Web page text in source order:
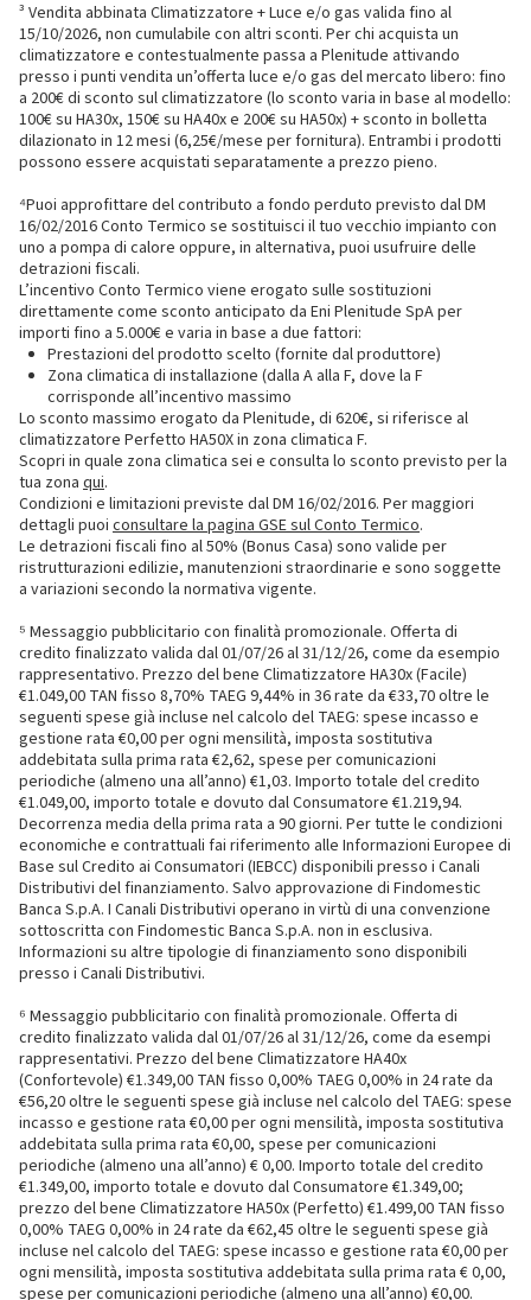
³ Vendita abbinata Climatizzatore + Luce e/o gas valida fino al
15/10/2026, non cumulabile con altri sconti. Per chi acquista un
climatizzatore e contestualmente passa a Plenitude attivando
presso i punti vendita un’offerta luce e/o gas del mercato libero: fino
a 200€ di sconto sul climatizzatore (lo sconto varia in base al modello:
100€ su HA30x, 150€ su HA40x e 200€ su HA50x) + sconto in bolletta
dilazionato in 12 mesi (6,25€/mese per fornitura). Entrambi i prodotti
possono essere acquistati separatamente a prezzo pieno.
⁴Puoi approfittare del contributo a fondo perduto previsto dal DM
16/02/2016 Conto Termico se sostituisci il tuo vecchio impianto con
uno a pompa di calore oppure, in alternativa, puoi usufruire delle
detrazioni fiscali.
L’incentivo Conto Termico viene erogato sulle sostituzioni
direttamente come sconto anticipato da Eni Plenitude SpA per
importi fino a 5.000€ e varia in base a due fattori:
Prestazioni del prodotto scelto (fornite dal produttore)
Zona climatica di installazione (dalla A alla F, dove la F
corrisponde all’incentivo massimo
Lo sconto massimo erogato da Plenitude, di 620€, si riferisce al
climatizzatore Perfetto HA50X in zona climatica F.
Scopri in quale zona climatica sei e consulta lo sconto previsto per la
tua zona qui.
Condizioni e limitazioni previste dal DM 16/02/2016. Per maggiori
dettagli puoi consultare la pagina GSE sul Conto Termico.
Le detrazioni fiscali fino al 50% (Bonus Casa) sono valide per
ristrutturazioni edilizie, manutenzioni straordinarie e sono soggette
a variazioni secondo la normativa vigente.
⁵ Messaggio pubblicitario con finalità promozionale. Offerta di
credito finalizzato valida dal 01/07/26 al 31/12/26, come da esempio
rappresentativo. Prezzo del bene Climatizzatore HA30x (Facile)
€1.049,00 TAN fisso 8,70% TAEG 9,44% in 36 rate da €33,70 oltre le
seguenti spese già incluse nel calcolo del TAEG: spese incasso e
gestione rata €0,00 per ogni mensilità, imposta sostitutiva
addebitata sulla prima rata €2,62, spese per comunicazioni
periodiche (almeno una all’anno) €1,03. Importo totale del credito
€1.049,00, importo totale e dovuto dal Consumatore €1.219,94.
Decorrenza media della prima rata a 90 giorni. Per tutte le condizioni
economiche e contrattuali fai riferimento alle Informazioni Europee di
Base sul Credito ai Consumatori (IEBCC) disponibili presso i Canali
Distributivi del finanziamento. Salvo approvazione di Findomestic
Banca S.p.A. I Canali Distributivi operano in virtù di una convenzione
sottoscritta con Findomestic Banca S.p.A. non in esclusiva.
Informazioni su altre tipologie di finanziamento sono disponibili
presso i Canali Distributivi.
⁶ Messaggio pubblicitario con finalità promozionale. Offerta di
credito finalizzato valida dal 01/07/26 al 31/12/26, come da esempi
rappresentativi. Prezzo del bene Climatizzatore HA40x
(Confortevole) €1.349,00 TAN fisso 0,00% TAEG 0,00% in 24 rate da
€56,20 oltre le seguenti spese già incluse nel calcolo del TAEG: spese
incasso e gestione rata €0,00 per ogni mensilità, imposta sostitutiva
addebitata sulla prima rata €0,00, spese per comunicazioni
periodiche (almeno una all’anno) € 0,00. Importo totale del credito
€1.349,00, importo totale e dovuto dal Consumatore €1.349,00;
prezzo del bene Climatizzatore HA50x (Perfetto) €1.499,00 TAN fisso
0,00% TAEG 0,00% in 24 rate da €62,45 oltre le seguenti spese già
incluse nel calcolo del TAEG: spese incasso e gestione rata €0,00 per
ogni mensilità, imposta sostitutiva addebitata sulla prima rata € 0,00,
spese per comunicazioni periodiche (almeno una all’anno) €0,00.